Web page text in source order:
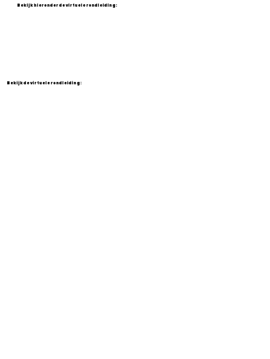
Bekijk hieronder de virtuele rondleiding:
Bekijk de virtuele rondleiding: